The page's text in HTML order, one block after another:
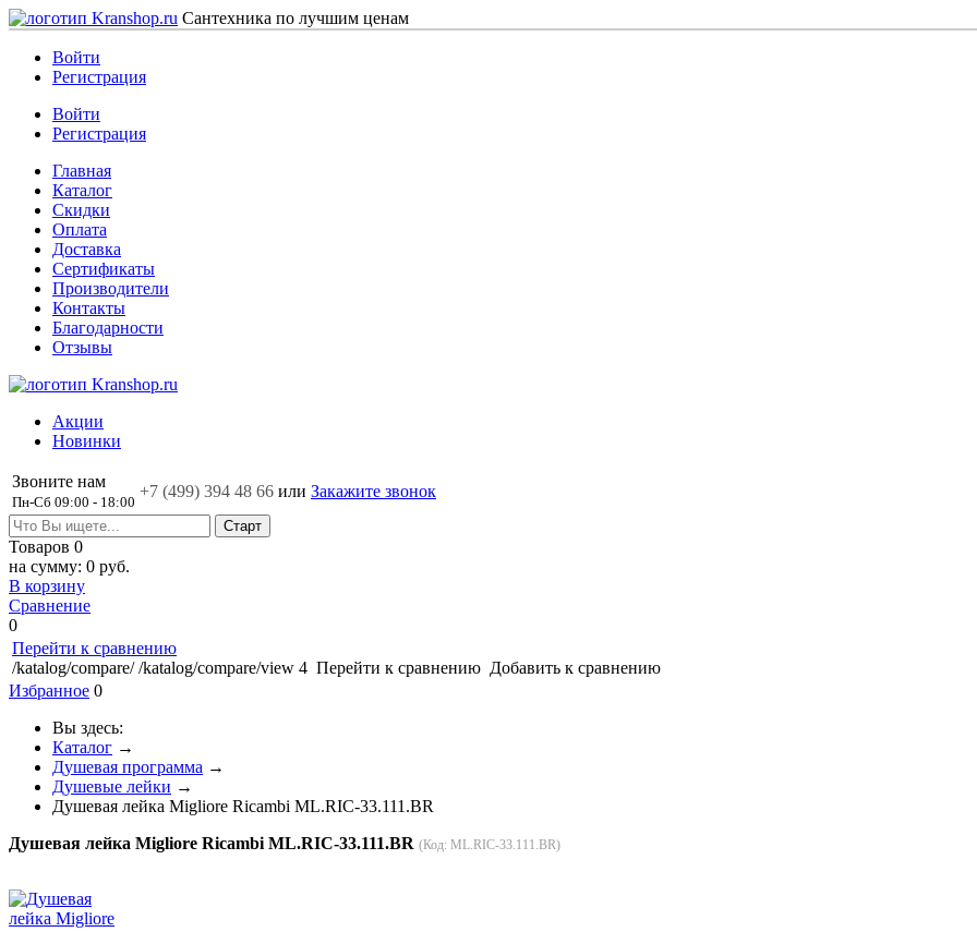
Сантехника по лучшим ценам
Войти
Регистрация
Войти
Регистрация
Главная
Каталог
Скидки
Оплата
Доставка
Сертификаты
Производители
Контакты
Благодарности
Отзывы
Акции
Новинки
Звоните нам
Пн-Сб 09:00 - 18:00
+7 (499) 394 48 66 или Закажите звонок
Товаров 0
на сумму: 0 руб.
В корзину
Сравнение
0
Перейти к сравнению
/katalog/compare/ /katalog/compare/view 4 Перейти к сравнению Добавить к сравнению
Избранное 0
Вы здесь:
Каталог →
Душевая программа →
Душевые лейки →
Душевая лейка Migliore Ricambi ML.RIC-33.111.BR
Душевая лейка Migliore Ricambi ML.RIC-33.111.BR (Код: ML.RIC-33.111.BR)